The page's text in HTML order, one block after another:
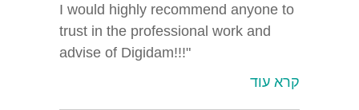
I would highly recommend anyone to
trust in the professional work and
advise of Digidam!!!"
קרא עוד